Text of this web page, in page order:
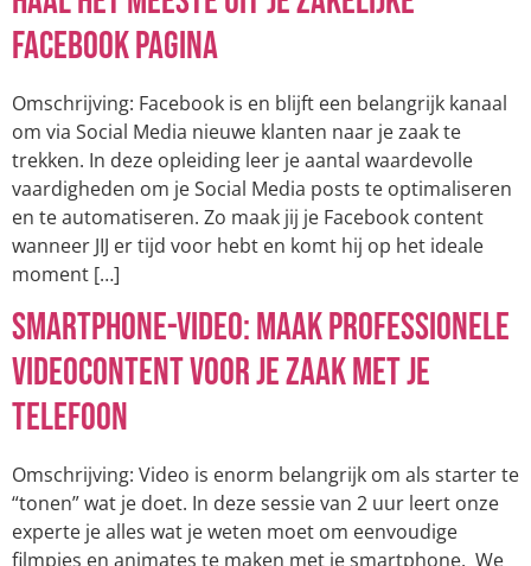
Facebook pagina
Omschrijving: Facebook is en blijft een belangrijk kanaal
om via Social Media nieuwe klanten naar je zaak te
trekken. In deze opleiding leer je aantal waardevolle
vaardigheden om je Social Media posts te optimaliseren
en te automatiseren. Zo maak jij je Facebook content
wanneer JIJ er tijd voor hebt en komt hij op het ideale
moment […]
Smartphone-video: Maak professionele
videocontent voor je zaak met je
telefoon
Omschrijving: Video is enorm belangrijk om als starter te
“tonen” wat je doet. In deze sessie van 2 uur leert onze
experte je alles wat je weten moet om eenvoudige
filmpjes en animates te maken met je smartphone. We